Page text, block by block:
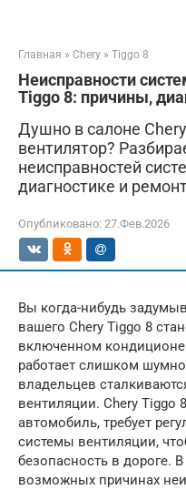
Главная » Chery » Tiggo 8
Неисправности
Tiggo 8: причины,
Душно в салоне
вентилятор?
неисправностей
диагностике и
Опубликовано: 27.Фев.2026
Вы когда-нибудь
вашего Chery Tiggo 8
включенном
работает слишком
владельцев
вентиляции. Chery Tiggo
автомобиль, требует
системы вентиляции,
безопасность в дороге.
возможных причинах